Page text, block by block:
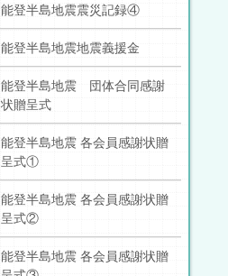
能登半島地震震災記録④
能登半島地震地震義援金
能登半島地震 団体合同感謝
状贈呈式
能登半島地震 各会員感謝状贈
呈式①
能登半島地震 各会員感謝状贈
呈式②
能登半島地震 各会員感謝状贈